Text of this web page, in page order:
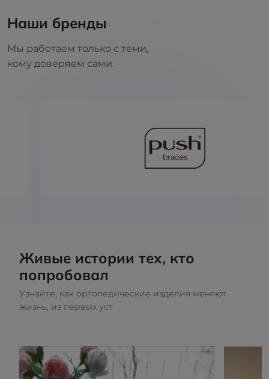
Наши бренды
Мы работаем только с теми,
кому доверяем сами.
Живые истории тех, кто
попробовал
Узнайте, как ортопедические изделия меняют
жизнь, из первых уст